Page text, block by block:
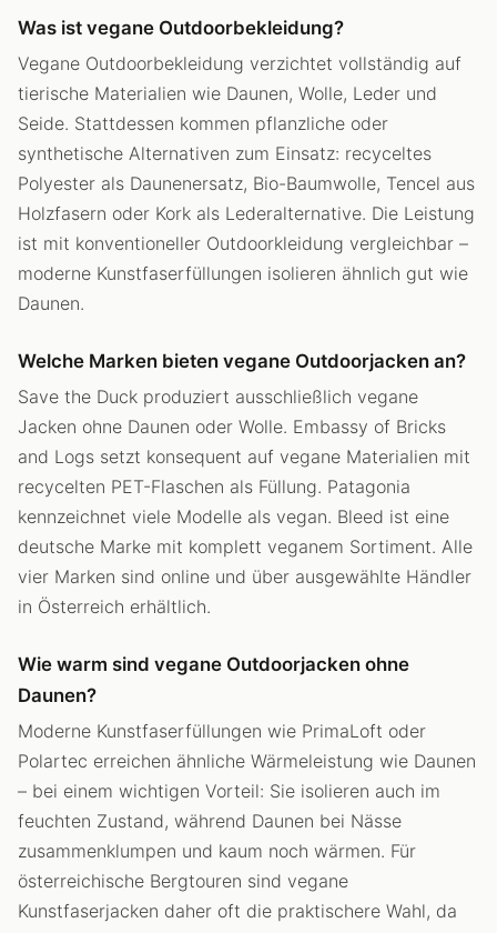
Was ist vegane Outdoorbekleidung?
Vegane Outdoorbekleidung verzichtet vollständig auf
tierische Materialien wie Daunen, Wolle, Leder und
Seide. Stattdessen kommen pflanzliche oder
synthetische Alternativen zum Einsatz: recyceltes
Polyester als Daunenersatz, Bio-Baumwolle, Tencel aus
Holzfasern oder Kork als Lederalternative. Die Leistung
ist mit konventioneller Outdoorkleidung vergleichbar –
moderne Kunstfaserfüllungen isolieren ähnlich gut wie
Daunen.
Welche Marken bieten vegane Outdoorjacken an?
Save the Duck produziert ausschließlich vegane
Jacken ohne Daunen oder Wolle. Embassy of Bricks
and Logs setzt konsequent auf vegane Materialien mit
recycelten PET-Flaschen als Füllung. Patagonia
kennzeichnet viele Modelle als vegan. Bleed ist eine
deutsche Marke mit komplett veganem Sortiment. Alle
vier Marken sind online und über ausgewählte Händler
in Österreich erhältlich.
Wie warm sind vegane Outdoorjacken ohne
Daunen?
Moderne Kunstfaserfüllungen wie PrimaLoft oder
Polartec erreichen ähnliche Wärmeleistung wie Daunen
– bei einem wichtigen Vorteil: Sie isolieren auch im
feuchten Zustand, während Daunen bei Nässe
zusammenklumpen und kaum noch wärmen. Für
österreichische Bergtouren sind vegane
Kunstfaserjacken daher oft die praktischere Wahl, da